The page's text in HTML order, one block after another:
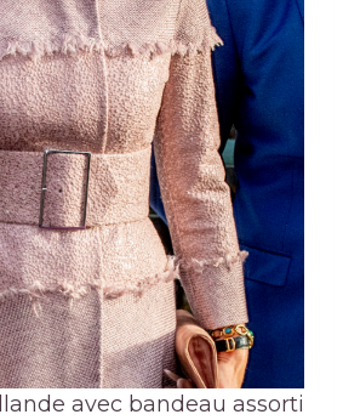
avec bandeau assorti